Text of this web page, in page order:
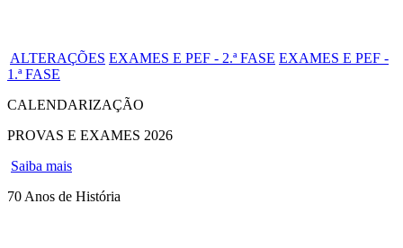
ALTERAÇÕES EXAMES E PEF - 2.ª FASE EXAMES E PEF -
1.ª FASE
CALENDARIZAÇÃO
PROVAS E EXAMES 2026
Saiba mais
70 Anos de História